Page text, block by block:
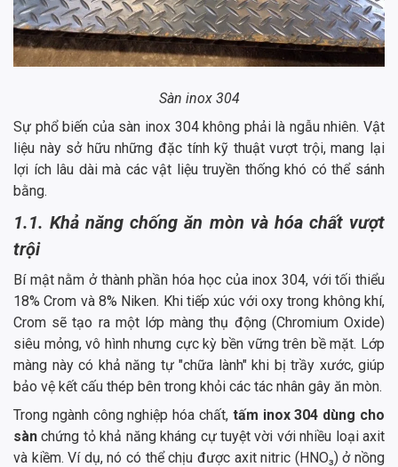
Sàn inox 304
Sự phổ biến của sàn inox 304 không phải là ngẫu nhiên. Vật
liệu này sở hữu những đặc tính kỹ thuật vượt trội, mang lại
lợi ích lâu dài mà các vật liệu truyền thống khó có thể sánh
bằng.
1.1. Khả năng chống ăn mòn và hóa chất vượt
trội
Bí mật nằm ở thành phần hóa học của inox 304, với tối thiểu
18% Crom và 8% Niken. Khi tiếp xúc với oxy trong không khí,
Crom sẽ tạo ra một lớp màng thụ động (Chromium Oxide)
siêu mỏng, vô hình nhưng cực kỳ bền vững trên bề mặt. Lớp
màng này có khả năng tự "chữa lành" khi bị trầy xước, giúp
bảo vệ kết cấu thép bên trong khỏi các tác nhân gây ăn mòn.
Trong ngành công nghiệp hóa chất, tấm inox 304 dùng cho
sàn chứng tỏ khả năng kháng cự tuyệt vời với nhiều loại axit
và kiềm. Ví dụ, nó có thể chịu được axit nitric (HNO₃) ở nồng